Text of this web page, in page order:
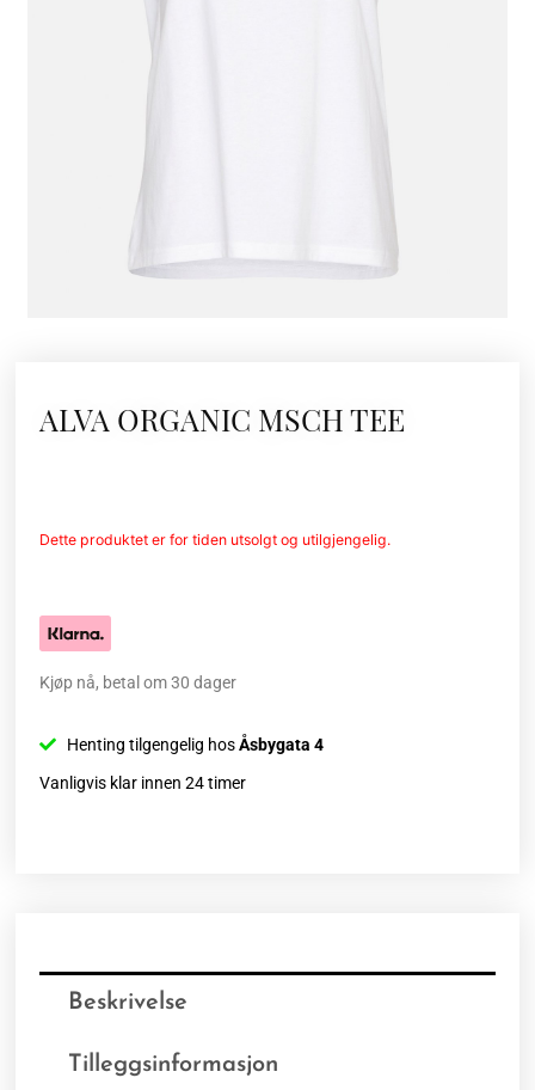
ALVA ORGANIC MSCH TEE
Dette produktet er for tiden utsolgt og utilgjengelig.
Kjøp nå, betal om 30 dager
Henting tilgengelig hosÅsbygata 4
Vanligvis klar innen 24 timer
Beskrivelse
Tilleggsinformasjon